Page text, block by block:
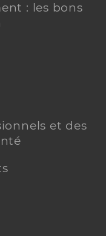
: les bons
et des